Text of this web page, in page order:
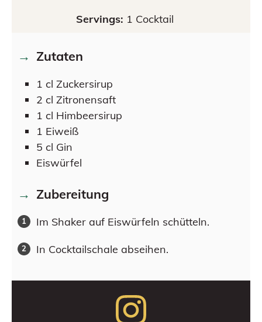
Servings: 1 Cocktail
Zutaten
1 cl Zuckersirup
2 cl Zitronensaft
1 cl Himbeersirup
1 Eiweiß
5 cl Gin
Eiswürfel
Zubereitung
Im Shaker auf Eiswürfeln schütteln.
In Cocktailschale abseihen.